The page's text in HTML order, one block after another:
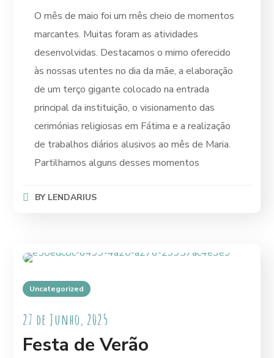
O mês de maio foi um mês cheio de momentos
marcantes. Muitas foram as atividades
desenvolvidas. Destacamos o mimo oferecido
às nossas utentes no dia da mãe, a elaboração
de um terço gigante colocado na entrada
principal da instituição, o visionamento das
cerimónias religiosas em Fátima e a realização
de trabalhos diários alusivos ao mês de Maria.
Partilhamos alguns desses momentos
BY LENDARIUS
Uncategorized
27 de Junho, 2025
Festa de Verão